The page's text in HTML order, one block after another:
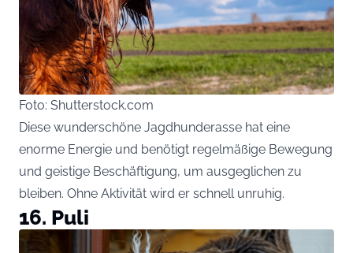
Foto: Shutterstock.com
Diese wunderschöne Jagdhunderasse hat eine
enorme Energie und benötigt regelmäßige Bewegung
und geistige Beschäftigung, um ausgeglichen zu
bleiben. Ohne Aktivität wird er schnell unruhig.
16. Puli